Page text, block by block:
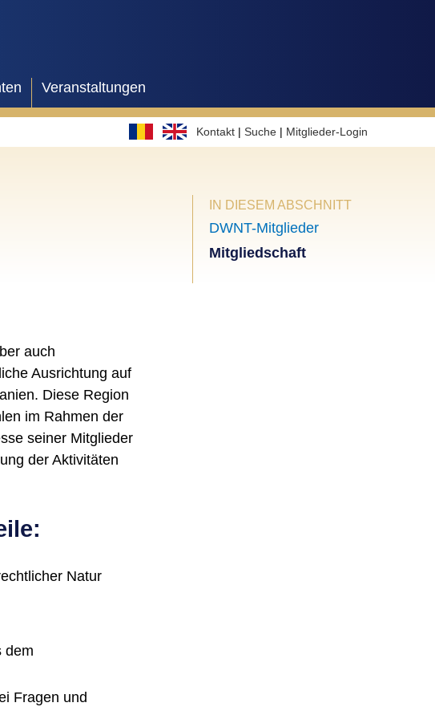
Veranstaltungen
Kontakt | Suche | Mitglieder-Login
IN DIESEM ABSCHNITT
DWNT-Mitglieder
Mitgliedschaft
auch
Ausrichtung auf
Diese Region
im Rahmen der
seiner Mitglieder
der Aktivitäten
Natur
dem
Fragen und